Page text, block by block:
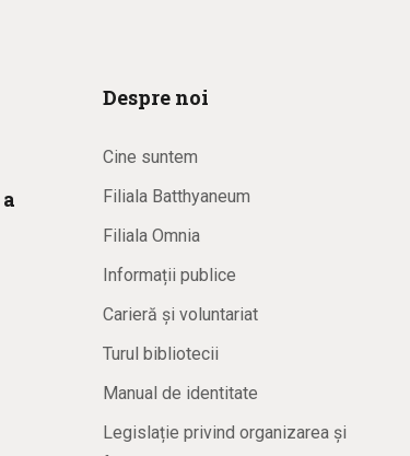
a
Despre noi
Cine suntem
Filiala Batthyaneum
Filiala Omnia
Informații publice
Carieră și voluntariat
Turul bibliotecii
Manual de identitate
Legislație privind organizarea și